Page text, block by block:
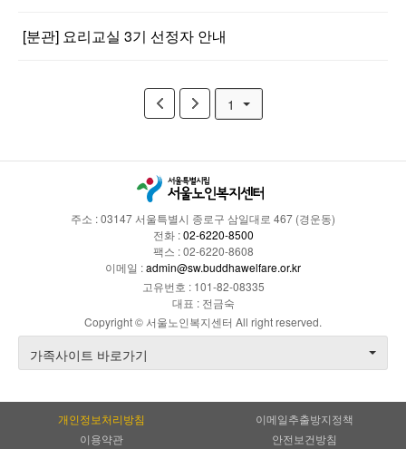
[분관] 요리교실 3기 선정자 안내
1
주소 : 03147 서울특별시 종로구 삼일대로 467 (경운동)
전화 :02-6220-8500
팩스 : 02-6220-8608
이메일 :admin@sw.buddhawelfare.or.kr
고유번호 : 101-82-08335
대표 : 전금숙
Copyright © 서울노인복지센터 All right reserved.
가족사이트 바로가기
개인정보처리방침
이메일추출방지정책
이용약관
안전보건방침